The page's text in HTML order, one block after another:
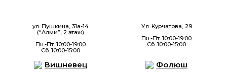
ул. Пушкина, 31а-14
(“Алми”, 2 этаж)
Пн.-Пт. 10:00-19:00
Сб. 10:00-15:00
Ул. Курчатова, 29
Пн.-Пт. 10:00-19:00
Сб. 10:00-15:00
Вишневец Фолюш